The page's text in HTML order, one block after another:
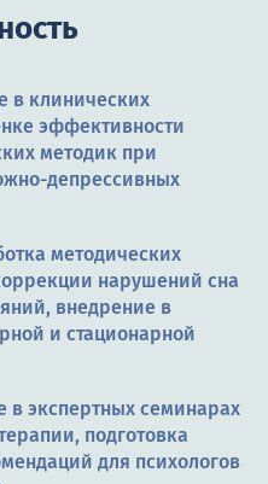
в клинических
эффективности
методик при
депрессивных
методических
нарушений сна
внедрение в
и стационарной
в экспертных семинарах
подготовка
для психологов